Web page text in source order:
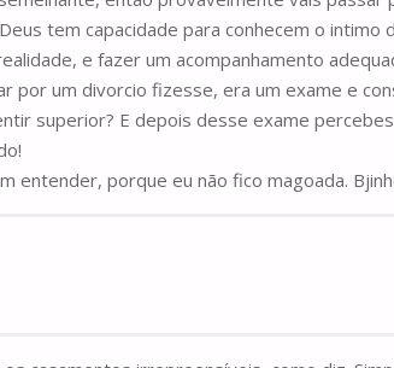
tem capacidade para conhecem o intimo
e fazer um acompanhamento
por um divorcio fizesse, era um exame e
superior? E depois desse exame
entender, porque eu não fico magoada.